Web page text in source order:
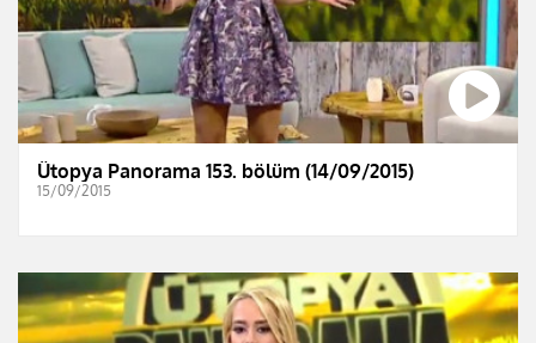
Ütopya Panorama 153. bölüm (14/09/2015)
15/09/2015